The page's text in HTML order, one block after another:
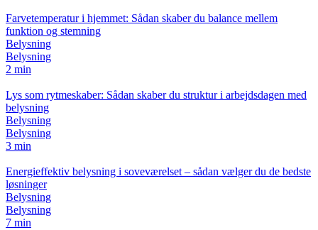
Farvetemperatur i hjemmet: Sådan skaber du balance mellem
funktion og stemning
Belysning
Belysning
2 min
Lys som rytmeskaber: Sådan skaber du struktur i arbejdsdagen med
belysning
Belysning
Belysning
3 min
Energieffektiv belysning i soveværelset – sådan vælger du de bedste
løsninger
Belysning
Belysning
7 min